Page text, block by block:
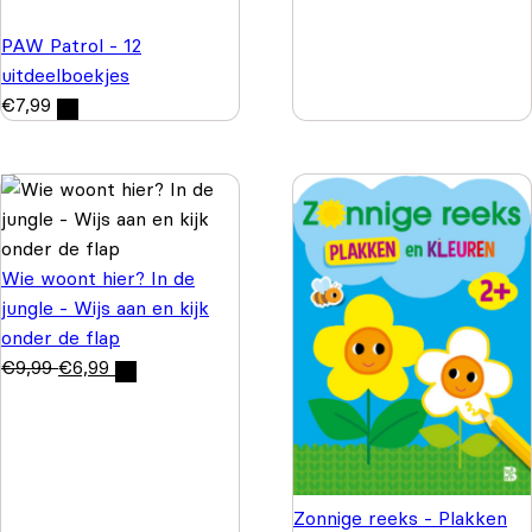
PAW Patrol - 12
uitdeelboekjes
€7,99
Wie woont hier? In de
jungle - Wijs aan en kijk
onder de flap
€9,99 €6,99
Zonnige reeks - Plakken